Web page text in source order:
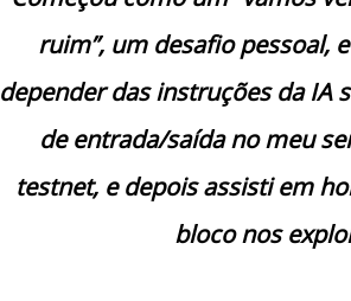
ruim”, um desafio pessoal,
depender das instruções da IA
de entrada/saída no meu
testnet, e depois assisti em
bloco nos